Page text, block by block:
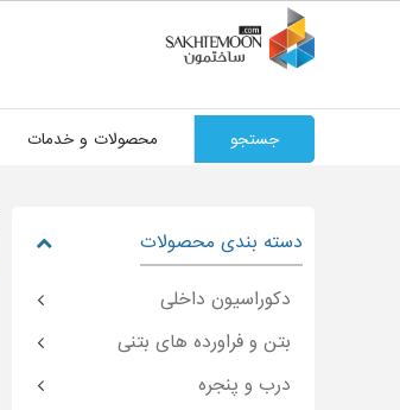
جستجو محصولات و خدمات
دسته بندی محصولات
دکوراسیون داخلی
بتن و فراورده های بتنی
درب و پنجره